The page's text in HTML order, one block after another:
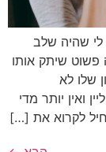
לי שהיה שלב
פשוט שיתק אותו
שלו לא
ואין יותר מדי
לקרוא את […]